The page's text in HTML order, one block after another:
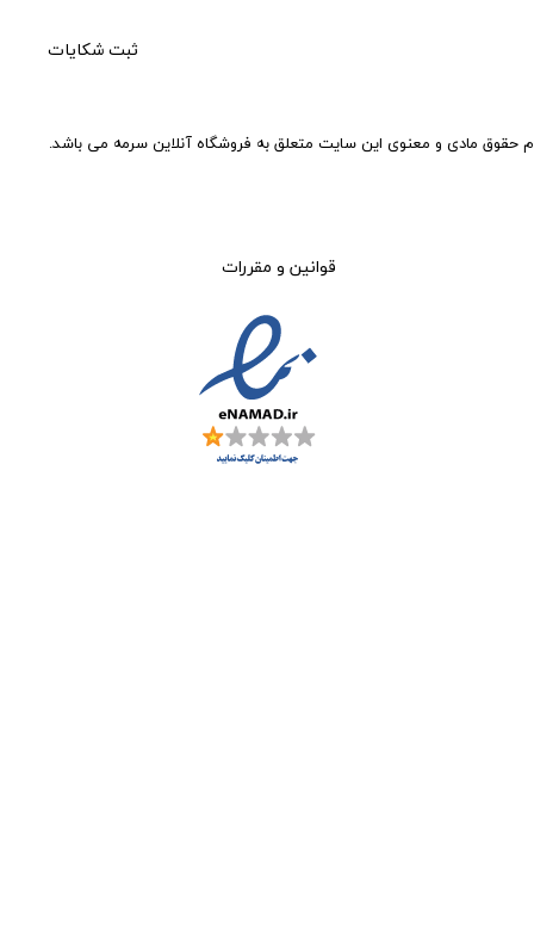
حقوق مادی و معنوی این سایت متعلق به فروشگاه آنلاین سرمه می باشد.
ثبت شکایات
قوانین و مقررات